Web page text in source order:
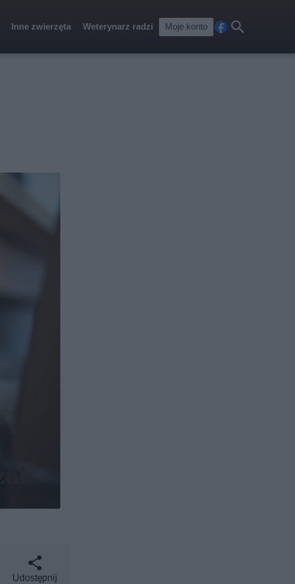
Inne zwierzęta Weterynarz radzi Moje konto
cebkaj
Udostępnij